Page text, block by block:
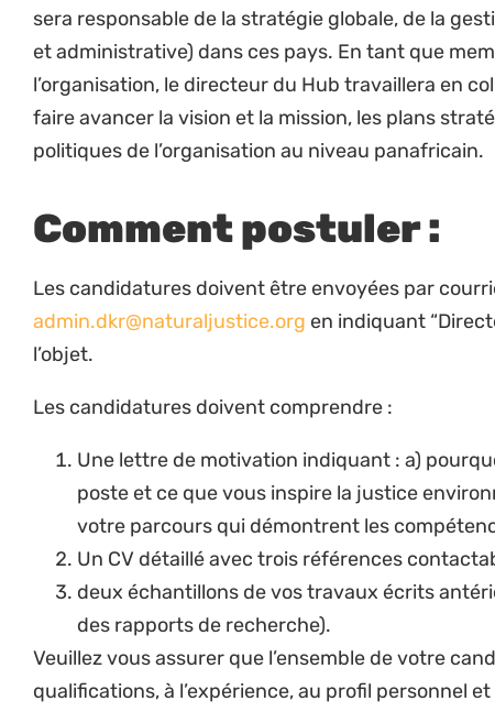
Réforme politique et juridique
En tant que fervent défenseur des droits
la justice environnementale, le directeur du
identifiant et en s’engageant dans les
auprès des principaux collaborateurs afin de
Guider le développement, la mise en œuvre et
des outils et des méthodes de suivi et
approche collaborative pour s’assurer qu’ils
et aux contraintes du programme, en
Assurer la direction des missions de
alignées sur laés stratégie programmatiques,
que les enseignements soient partagés.
Partenariats, réseaux, communications
Représenter Natural Justice dans diverses
de contextes au Sénégal et dans la région,
humilité et respect pour toutes les